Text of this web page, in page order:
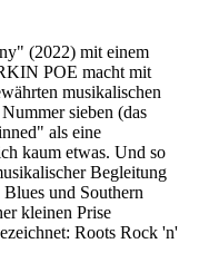
(2022) mit einem
POE macht mit
musikalischen
sieben (das
als eine
kaum etwas. Und so
Begleitung
und Southern
kleinen Prise
Roots Rock 'n'